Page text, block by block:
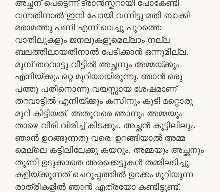
അച്ഛന് പെട്ടെന്ന് ട്രാൻസ്ഫറായി പോകേണ്ടി
വന്നതിനാൽ ഇനി പോയി വന്നിട്ടു മതി ബാക്കി
മരാമത്തു പണി എന്ന് വെച്ചു പുറത്തെ
വാതിലുകളും ജനലുകളുമെല്ലാം നല്ല
ബലത്തിലായതിനാൽ പേടിക്കാൻ ഒന്നുമില്ല.
മുമ്പ് തറവാട്ടു വീട്ടിൽ അച്ഛനും അമ്മയ്ക്കും
എനിയ്ക്കും ഒറ്റ മുറിയായിരുന്നു. ഞാൻ ഒരു
പത്തു പതിനൊന്നു വയസ്സായ ശേഷമാണ്
തറവാട്ടിൽ എനിയ്ക്കും കസിനും കൂടി മറ്റൊരു
മുറി കിട്ടിയത്. അതുവരെ ഞാനും അമ്മയും
താഴെ വിരി വിരിച്ച് കിടക്കും. അച്ഛൻ കുട്ടിലിലും.
ഞാൻ ഉറങ്ങുന്നതു വരെ. ഉറങ്ങിയാൽ അമ്മ
മെല്ലെ കട്ടിലിലേക്കു കയറും. അമ്മയും അച്ഛനും
തുണി ഉടുക്കാതെ അരക്കെട്ടുകൾ തമ്മിലടിച്ചു
കളിയ്ക്കുന്നത് ചെറുപ്പത്തിൽ ഉറക്കം മുറിയുന്ന
രാത്രികളിൽ ഞാൻ എത്രയോ കണ്ടിട്ടുണ്ട്.